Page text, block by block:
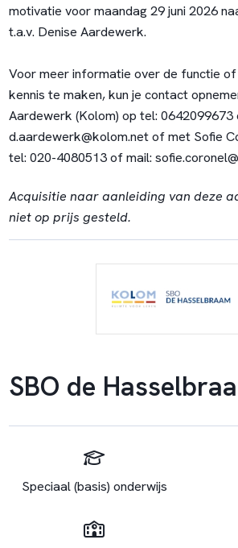
motivatie voor maandag 29 juni 2026
t.a.v. Denise Aardewerk.
Voor meer informatie over de functie
kennis te maken, kun je contact
Aardewerk (Kolom) op tel: 0642099673
d.aardewerk@kolom.netof met Sofie
tel: 020-4080513of mail:
Acquisitie naar aanleiding van deze
niet op prijs gesteld.
SBO de
Speciaal (basis) onderwijs